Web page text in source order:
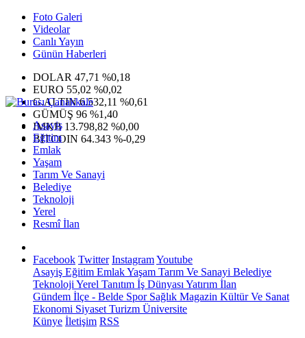
Foto Galeri
Videolar
Canlı Yayın
Günün Haberleri
DOLAR 47,71 %0,18
EURO 55,02 %0,02
G.ALTIN6.532,11 %0,61
GÜMÜŞ 96 %1,40
IMKB 13.798,82 %0,00
BITCOIN 64.343 %-0,29
Asayiş
Eğitim
Emlak
Yaşam
Tarım Ve Sanayi
Belediye
Teknoloji
Yerel
Resmî İlan
Facebook Twitter InstagramYoutube
Asayiş Eğitim EmlakYaşam Tarım Ve Sanayi Belediye
Teknoloji Yerel Tanıtım İş Dünyası Yatırım İlan
Gündem İlçe - Belde SporSağlık Magazin Kültür Ve Sanat
Ekonomi Siyaset Turizm Üniversite
Künye İletişim RSS